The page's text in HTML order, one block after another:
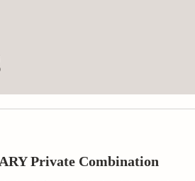
Private Combination